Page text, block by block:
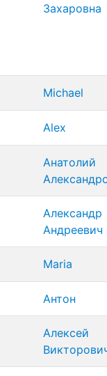
Захаровна
Michael
Alex
Анатолий
Александр
Андреевич
Maria
Антон
Алексей